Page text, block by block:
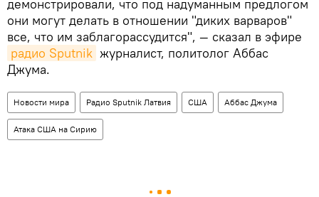
демонстрировали, что под надуманным предлогом
они могут делать в отношении "диких варваров"
все, что им заблагорассудится", — сказал в эфире
радио Sputnik журналист, политолог Аббас
Джума.
Новости мира Радио Sputnik Латвия США Аббас Джума
Атака США на Сирию